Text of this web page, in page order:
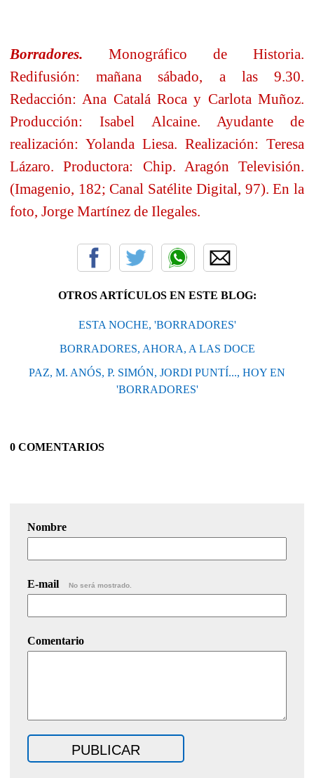
Borradores. Monográfico de Historia.
Redifusión: mañana sábado, a las 9.30.
Redacción: Ana Catalá Roca y Carlota Muñoz.
Producción: Isabel Alcaine. Ayudante de
realización: Yolanda Liesa. Realización: Teresa
Lázaro. Productora: Chip. Aragón Televisión.
(Imagenio, 182; Canal Satélite Digital, 97). En la
foto, Jorge Martínez de Ilegales.
OTROS ARTÍCULOS EN ESTE BLOG:
ESTA NOCHE, 'BORRADORES'
BORRADORES, AHORA, A LAS DOCE
PAZ, M. ANÓS, P. SIMÓN, JORDI PUNTÍ..., HOY EN
'BORRADORES'
0 COMENTARIOS
Nombre
E-mail No será mostrado.
Comentario